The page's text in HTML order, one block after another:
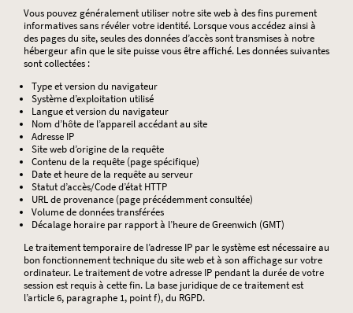
Vous pouvez généralement utiliser notre site web à des fins purement
informatives sans révéler votre identité. Lorsque vous accédez ainsi à
des pages du site, seules des données d’accès sont transmises à notre
hébergeur afin que le site puisse vous être affiché. Les données suivantes
sont collectées :
Type et version du navigateur
Système d’exploitation utilisé
Langue et version du navigateur
Nom d’hôte de l’appareil accédant au site
Adresse IP
Site web d’origine de la requête
Contenu de la requête (page spécifique)
Date et heure de la requête au serveur
Statut d’accès/Code d’état HTTP
URL de provenance (page précédemment consultée)
Volume de données transférées
Décalage horaire par rapport à l’heure de Greenwich (GMT)
Le traitement temporaire de l’adresse IP par le système est nécessaire au
bon fonctionnement technique du site web et à son affichage sur votre
ordinateur. Le traitement de votre adresse IP pendant la durée de votre
session est requis à cette fin. La base juridique de ce traitement est
l’article 6, paragraphe 1, point f), du RGPD.